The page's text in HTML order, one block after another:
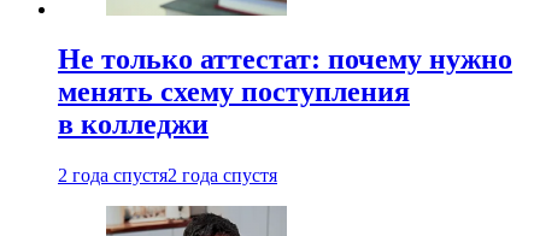
Не только аттестат: почему нужно
менять схему поступления
в колледжи
2 года спустя2 года спустя